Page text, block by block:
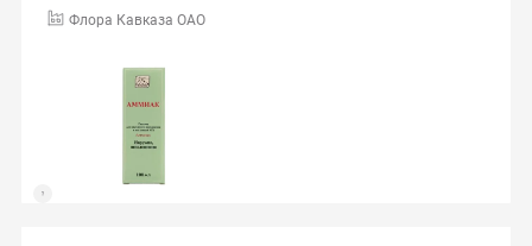
Флора Кавказа ОАО